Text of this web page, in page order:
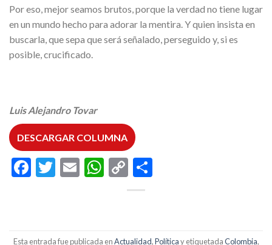
Por eso, mejor seamos brutos, porque la verdad no tiene lugar
en un mundo hecho para adorar la mentira. Y quien insista en
buscarla, que sepa que será señalado, perseguido y, si es
posible, crucificado.
Luis Alejandro Tovar
DESCARGAR COLUMNA
Facebook
Twitter
EmailWhatsApp
Copy
Link
Esta entrada fue publicada enActualidad,Políticay etiquetadaColombia,